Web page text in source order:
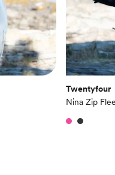
Twentyfour
Nina Zip